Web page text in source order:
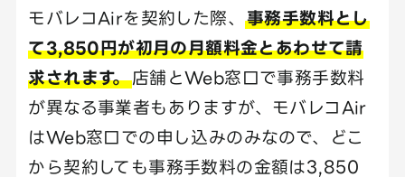
モバレコAirを契約した際、 事務手数料とし
て3,850円が初月の月額料金とあわせて請
求されます。店舗とWeb窓口で事務手数料
が異なる事業者もありますが、モバレコAir
はWeb窓口での申し込みのみなので、どこ
から契約しても事務手数料の金額は3,850